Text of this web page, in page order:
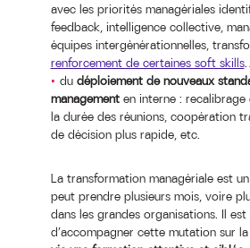
avec les priorités managériales
feedback, intelligence collective,
équipes intergénérationnelles,
renforcement de certaines soft skills
du déploiement de nouveaux
managementen interne : recalibrage
la durée des réunions, coopération
de décision plus rapide, etc.
La transformation managériale est
peut prendre plusieurs mois, voire
dans les grandes organisations. Il
d’accompagner cette mutation sur